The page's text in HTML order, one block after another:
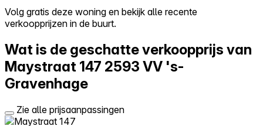
Log in
Probeer Walter gratis
Volg gratis deze woning en bekijk alle recente
verkoopprijzen in de buurt.
Wat is de geschatte verkoopprijs van
Maystraat 147 2593 VV 's-
Gravenhage
Zie alle prijsaanpassingen